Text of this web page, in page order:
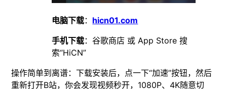
电脑下载： hicn01.com
手机下载：谷歌商店 或 App Store 搜
索“HiCN”
操作简单到离谱：下载安装后，点一下“加速”按钮，然后
重新打开B站，你会发现视频秒开，1080P、4K随意切